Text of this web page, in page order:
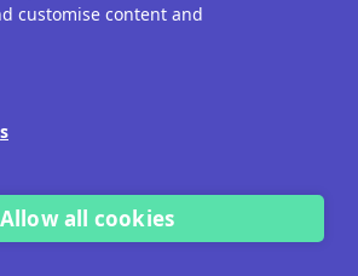
gesponserten Inhalten.
Anzeigeninventar erheblich
Banner- und
Erstelle gesponserte Inhalte
und maßgeschneiderte
customise content and
Allow all cookies